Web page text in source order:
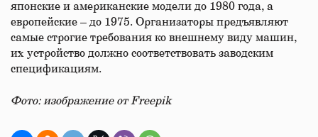
японские и американские модели до 1980 года, а
европейские – до 1975. Организаторы предъявляют
самые строгие требования ко внешнему виду машин,
их устройство должно соответствовать заводским
спецификациям.
Фото: изображение от Freepik